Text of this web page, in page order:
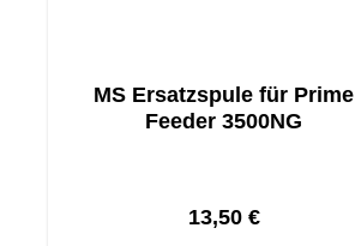
MS Ersatzspule für Prime
Feeder 3500NG
Regulärer Preis:
13,50 €